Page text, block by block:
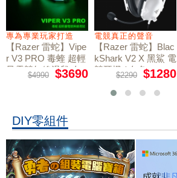
專為專業玩家打造
【Razer 雷蛇】Vipe
r V3 PRO 毒蝰 超輕
量電競無線滑鼠 白
$4990 $3690
電競真正的聲音
【Razer 雷蛇】Blac
kShark V2 X 黑鯊 電
競耳機 / 白色
$2290 $1280
DIY零組件